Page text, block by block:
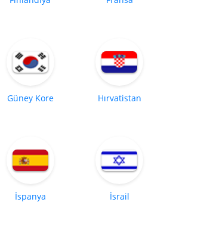
Güney Kore Hırvatistan
İspanya İsrail